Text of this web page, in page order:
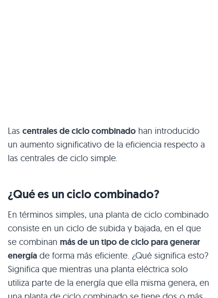
Las centrales de ciclo combinado han introducido
un aumento significativo de la eficiencia respecto a
las centrales de ciclo simple.
¿Qué es un ciclo combinado?
En términos simples, una planta de ciclo combinado
consiste en un ciclo de subida y bajada, en el que
se combinan más de un tipo de ciclo para generar
energía de forma más eficiente. ¿Qué significa esto?
Significa que mientras una planta eléctrica solo
utiliza parte de la energía que ella misma genera, en